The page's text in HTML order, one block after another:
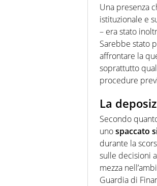
Una presenza
istituzionale e
– era stato
Sarebbe stato
affrontare la
soprattutto
procedure
La
Secondo
unospaccato
durante la
sulle decisioni
mezza
Guardia di